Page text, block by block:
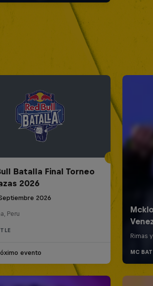
Batalla Final Torneo
2026
2026
Peru
evento